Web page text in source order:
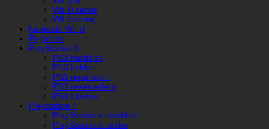
Wii Tilbehør
Wii Værktøj
Nintendo Wii U
Pegatron
PlayStation 3
PS3 harddisk
PS3 kabler
PS3 reparation
PS3 reservedele
PS3 tilbehør
Playstation 4
PlayStation 4 harddisk
PlayStation 4 kabler